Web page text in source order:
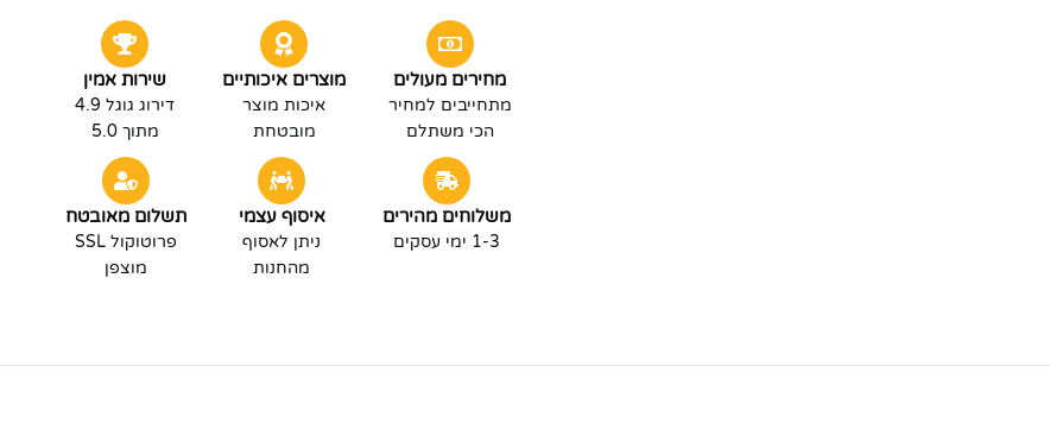
מחירים מעולים
מתחייבים למחיר
הכי משתלם
מוצרים איכותיים
איכות מוצר
מובטחת
שירות אמין
דירוג גוגל 4.9
מתוך 5.0
משלוחים מהירים
1-3 ימי עסקים
איסוף עצמי
ניתן לאסוף
מהחנות
תשלום מאובטח
פרוטוקול SSL
מוצפן